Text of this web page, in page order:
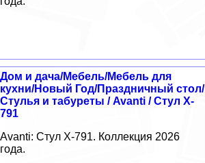
Дом и дача/Мебель/Мебель для
кухни/Новый Год/Праздничный стол/
Стулья и табуреты / Avanti / Стул X-
791
Avanti: Стул X-791. Коллекция 2026
года.